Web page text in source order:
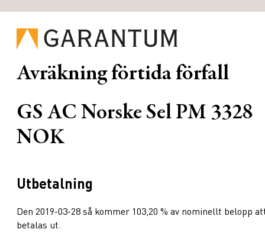
Avräkning förtida förfall
GS AC Norske Sel PM 3328
NOK
Utbetalning
Den 2019-03-28 så kommer 103,20 % av nominellt belopp
betalas ut.